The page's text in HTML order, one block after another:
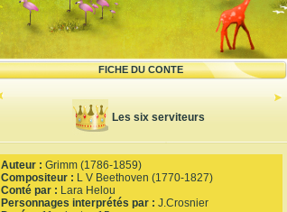
FICHE DU CONTE
Les six serviteurs
Auteur : Grimm (1786-1859)
Compositeur : L V Beethoven (1770-1827)
Conté par : Lara Helou
Personnages interprétés par : J.Crosnier